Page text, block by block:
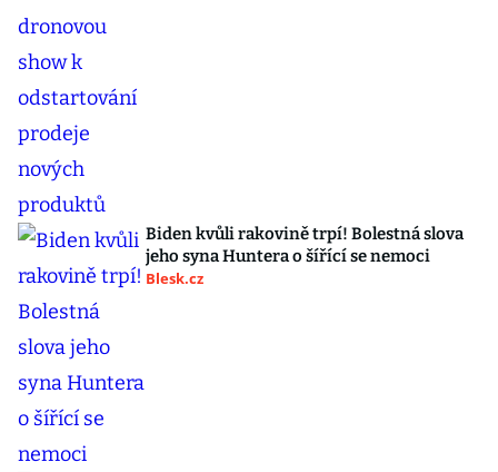
Biden kvůli rakovině trpí! Bolestná slova
jeho syna Huntera o šířící se nemoci
Blesk.cz